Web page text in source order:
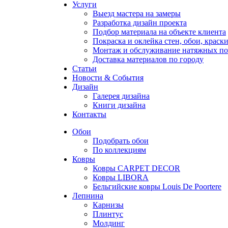
Услуги
Выезд мастера на замеры
Разработка дизайн проекта
Подбор материала на объекте клиента
Покраска и оклейка стен, обои, краски
Монтаж и обслуживание натяжных
Доставка материалов по городу
Статьи
Новости & События
Дизайн
Галерея дизайна
Книги дизайна
Контакты
Обои
Подобрать обои
По коллекциям
Ковры
Ковры CARPET DECOR
Ковры LIBORA
Бельгийские ковры Louis De Poortere
Лепнина
Карнизы
Плинтус
Молдинг